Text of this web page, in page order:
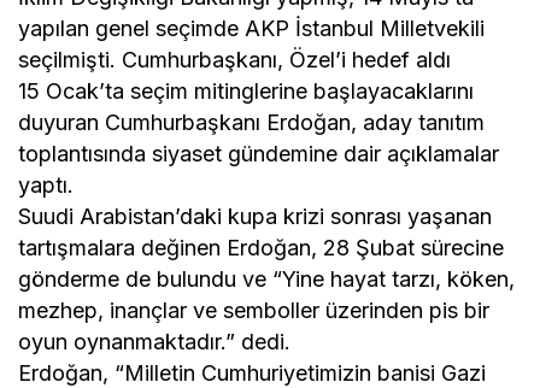
yapılan genel seçimde AKP İstanbul Milletvekili
seçilmişti. Cumhurbaşkanı, Özel’i hedef aldı
15 Ocak’ta seçim mitinglerine başlayacaklarını
duyuran Cumhurbaşkanı Erdoğan, aday tanıtım
toplantısında siyaset gündemine dair açıklamalar
yaptı.
Suudi Arabistan’daki kupa krizi sonrası yaşanan
tartışmalara değinen Erdoğan, 28 Şubat sürecine
gönderme de bulundu ve “Yine hayat tarzı, köken,
mezhep, inançlar ve semboller üzerinden pis bir
oyun oynanmaktadır.” dedi.
Erdoğan, “Milletin Cumhuriyetimizin banisi Gazi